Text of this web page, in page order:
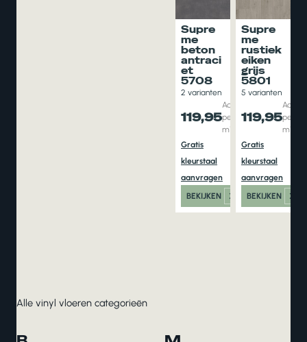
Supre
me
beton
antraci
et
5708
2 varianten
119,95
Adviesprijs
per aantal
m1
Gratis
kleurstaal
aanvragen
BEKIJKEN
Supre
me
rustiek
eiken
grijs
5801
5 varianten
119,95per
m1
Gratis
kleurstaal
aanvragen
BEKIJKEN
Alle vinyl vloeren categorieën